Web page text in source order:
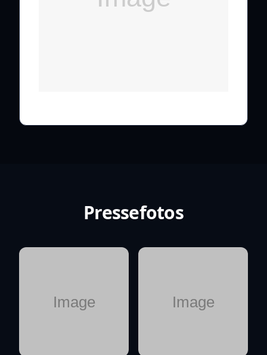
Pressefotos